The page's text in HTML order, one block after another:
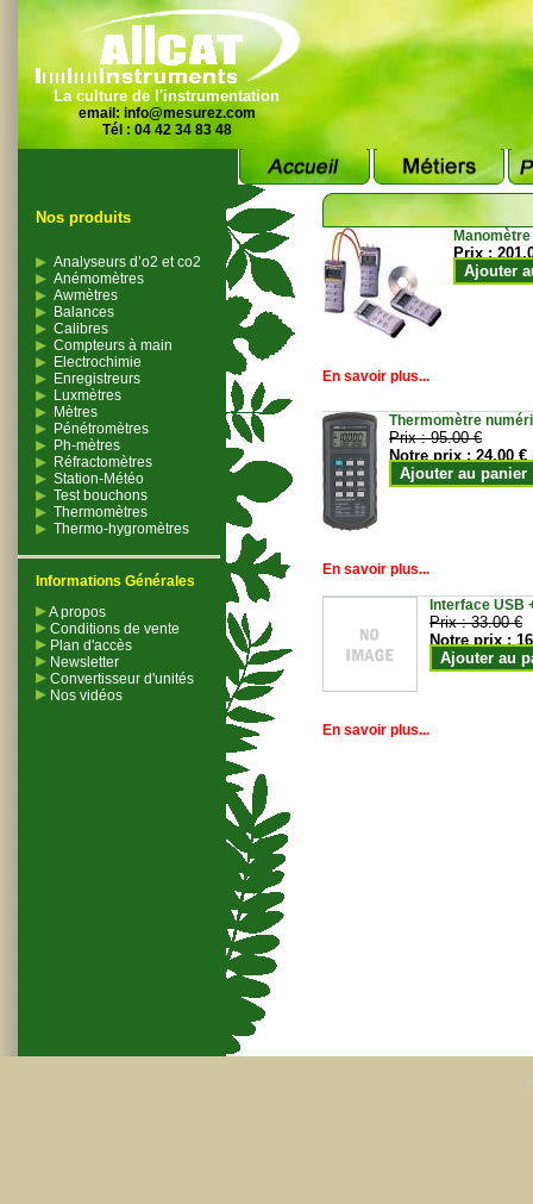
La culture de l'instrumentation
email: info@mesurez.com
Tél : 04 42 34 83 48
Nos produits
Analyseurs d’o2 et co2
Anémomètres
Awmètres
Balances
Calibres
Compteurs à main
Electrochimie
Enregistreurs
Luxmètres
Mètres
Pénétromètres
Ph-mètres
Réfractomètres
Station-Météo
Test bouchons
Thermomètres
Thermo-hygromètres
Informations Générales
A propos
Conditions de vente
Plan d'accès
Newsletter
Convertisseur d'unités
Nos vidéos
Prix :
Ajouter
En savoir plus...
Thermomètre
Prix :95.00 €
Notre prix :24.00 €
Ajouter au panier
En savoir plus...
Interface USB
Prix :33.00 €
Notre prix :
Ajouter au
En savoir plus...